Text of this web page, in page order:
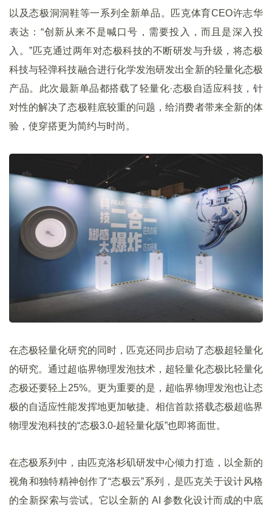
以及态极洞洞鞋等一系列全新单品。匹克体育CEO许志华
表达：“创新从来不是喊口号，需要投入，而且是深入投
入。”匹克通过两年对态极科技的不断研发与升级，将态极
科技与轻弹科技融合进行化学发泡研发出全新的轻量化态极
产品。此次最新单品都搭载了轻量化·态极自适应科技，针
对性的解决了态极鞋底较重的问题，给消费者带来全新的体
验，使穿搭更为简约与时尚。
在态极轻量化研究的同时，匹克还同步启动了态极超轻量化
的研究。通过超临界物理发泡技术，超轻量化态极比轻量化
态极还要轻上25%。更为重要的是，超临界物理发泡也让态
极的自适应性能发挥地更加敏捷。相信首款搭载态极超临界
物理发泡科技的“态极3.0-超轻量化版”也即将面世。
在态极系列中，由匹克洛杉矶研发中心倾力打造，以全新的
视角和独特精神创作了“态极云”系列，是匹克关于设计风格
的全新探索与尝试。它以全新的 AI 参数化设计而成的中底